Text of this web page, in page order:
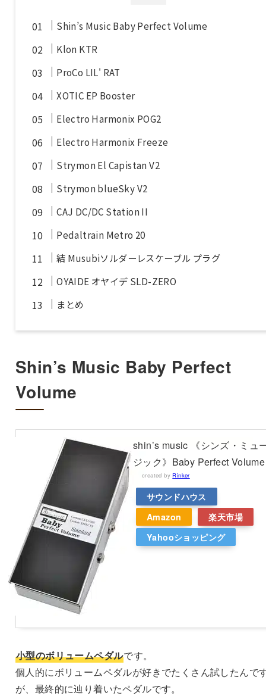
Shin’s Music Baby Perfect Volume
Klon KTR
ProCo LIL' RAT
XOTIC EP Booster
Electro Harmonix POG2
Electro Harmonix Freeze
Strymon El Capistan V2
Strymon blueSky V2
CAJ DC/DC Station II
Pedaltrain Metro 20
結 Musubiソルダーレスケーブル プラグ
OYAIDE オヤイデ SLD-ZERO
まとめ
Shin’s Music Baby Perfect
Volume
shin’s music 《シンズ・ミュ
ジック》Baby Perfect Volume
created byRinker
サウンドハウス
Amazon
楽天市場
Yahooショッピング
小型のボリュームペダルです。
個人的にボリュームペダルが好きでたくさん試したんで
が、最終的に辿り着いたペダルです。